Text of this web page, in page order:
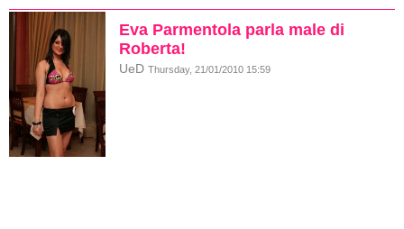
Eva Parmentola parla male di
Roberta!
UeD Thursday, 21/01/2010 15:59